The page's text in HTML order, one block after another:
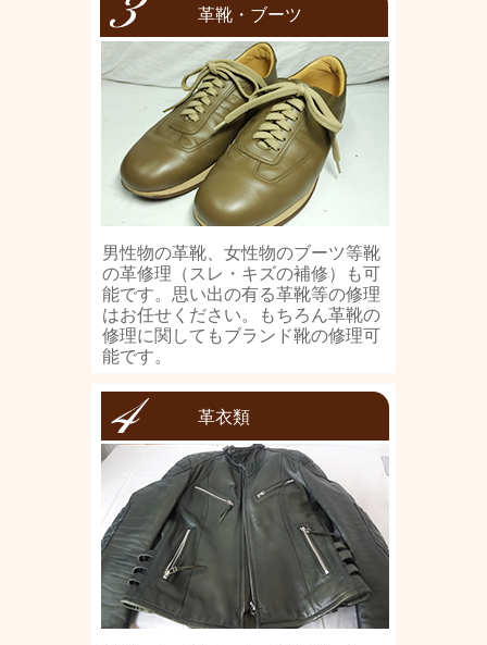
革靴・ブーツ
男性物の革靴、女性物のブーツ等靴
の革修理（スレ・キズの補修）も可
能です。思い出の有る革靴等の修理
はお任せください。もちろん革靴の
修理に関してもブランド靴の修理可
能です。
革衣類